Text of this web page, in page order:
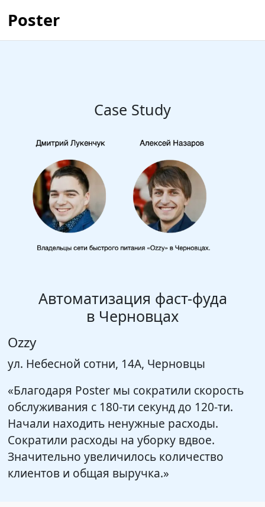
Poster
Case Study
Автоматизация фаст-фуда
в Черновцах
Ozzy
ул. Небесной сотни, 14А, Черновцы
«Благодаря Poster мы сократили скорость
обслуживания с 180-ти секунд до 120-ти.
Начали находить ненужные расходы.
Сократили расходы на уборку вдвое.
Значительно увеличилось количество
клиентов и общая выручка.»